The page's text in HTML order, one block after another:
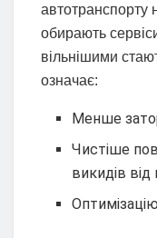
обирають
вільнішими
означає:
Менше
Чистіше
викидів